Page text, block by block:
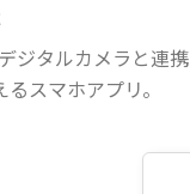
ジタルカメラと連携
スマホアプリ。